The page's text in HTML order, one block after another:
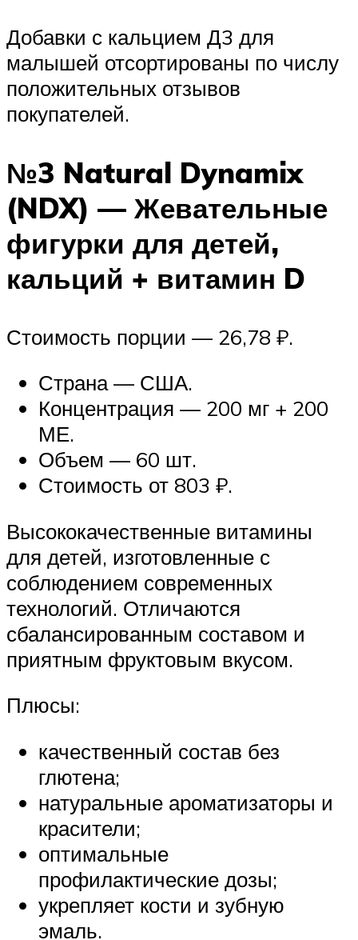
Добавки с кальцием Д3 для
малышей отсортированы по числу
положительных отзывов
покупателей.
№3 Natural Dynamix
(NDX) — Жевательные
фигурки для детей,
кальций + витамин D
Стоимость порции — 26,78 ₽.
Страна — США.
Концентрация — 200 мг + 200
МЕ.
Объем — 60 шт.
Стоимость от 803 ₽.
Высококачественные витамины
для детей, изготовленные с
соблюдением современных
технологий. Отличаются
сбалансированным составом и
приятным фруктовым вкусом.
Плюсы:
качественный состав без
глютена;
натуральные ароматизаторы и
красители;
оптимальные
профилактические дозы;
укрепляет кости и зубную
эмаль.